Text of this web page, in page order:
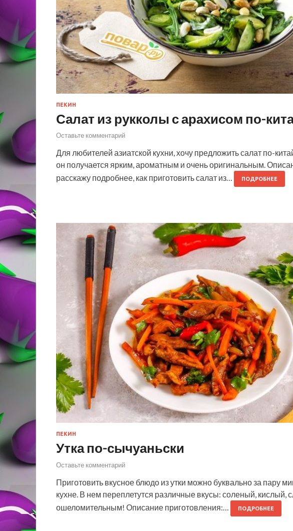
ПЕКИН
Салат из рукколы с арахисом по-
Оставьте комментарий
Для любителей азиатской кухни, хочу предложить салат по-
он получается ярким, ароматным и очень оригинальным.
расскажу подробнее, как приготовить салат из…
ПОДРОБНЕЕ
ПЕКИН
Утка по-сычуаньски
Оставьте комментарий
Приготовить вкусное блюдо из утки можно буквально за пару
кухне. В нем переплетутся различные вкусы: соленый, кислый,
ошеломительным! Описание приготовления:…
ПОДРОБНЕЕ